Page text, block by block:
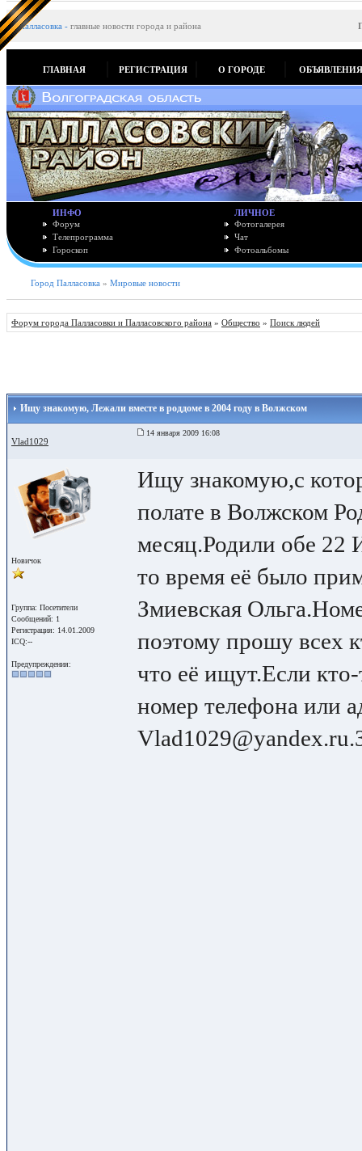
Палласовка - главные новости города и района
ГЛАВНАЯ РЕГИСТРАЦИЯ О ГОРОДЕ ОБЪЯВЛЕНИЯ
ИНФО
Форум
Телепрограмма
Гороскоп
ЛИЧНОЕ
Фотогалерея
Чат
Фотоальбомы
Город Палласовка » Мировые новости
Форум города Палласовки и Палласовского района » Общество » Поиск людей
Ищу знакомую, Лежали вместе в роддоме в 2004 году в Волжском
Vlad1029
14 января 2009 16:08
Новичок
Группа: Посетители
Сообщений: 1
Регистрация: 14.01.2009
ICQ:--
Предупреждения:
Ищу знакомую,с
полате в Волжском
месяц.Родили обе 22
то время её было
Змиевская
поэтому прошу всех
что её ищут.Если
номер телефона или